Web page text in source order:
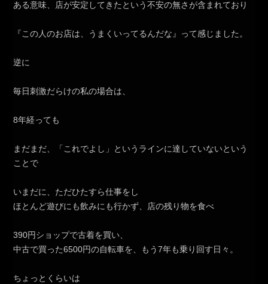
ある意味、店が安定してきたという不安の無さが含まれており
『この人のお店は、うまくいってるんだな』って感じました。
逆に
毎日刺激だらけの私の場合は、
8年経っても
まだまだ、「これでよし」というラインに達していないという
ことで
いまだに、ただひたすら仕事をし
ほとんど遊びにも飲みにも行かず、店の残り物を食べ
390円ショップで古着を買い、
中古で買った6500円の自転車を、もう7年も乗り回す日々。
ちょっとくらいは